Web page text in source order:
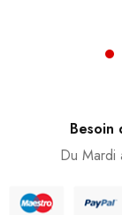
Besoin
Du Mardi